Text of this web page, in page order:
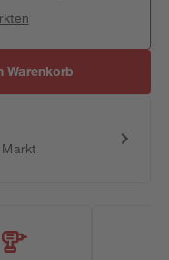
Warenkorb
Markt